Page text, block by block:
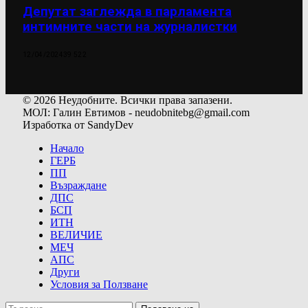
Депутат заглежда в парламента
интимните части на журналистки
© 2026 Неудобните. Всички права запазени.
МОЛ: Галин Евтимов - neudobnitebg@gmail.com
Изработка от SandyDev
Начало
ГЕРБ
ПП
Възраждане
ДПС
БСП
ИТН
ВЕЛИЧИЕ
МЕЧ
АПС
Други
Условия за Ползване